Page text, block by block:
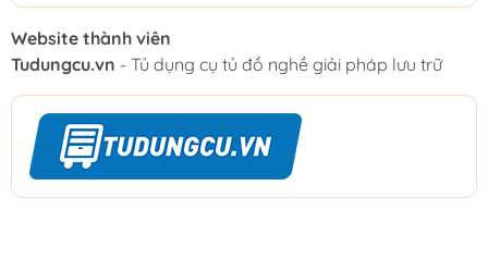
Website thành viên
Tudungcu.vn - Tủ dụng cụ tủ đồ nghề giải pháp lưu trữ